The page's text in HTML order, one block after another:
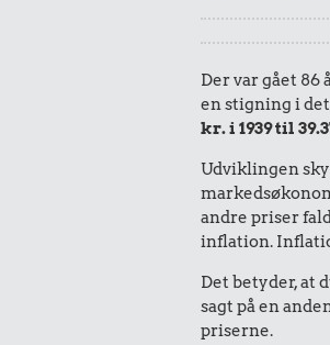
Der var gået 86
en stigning i
kr. i 1939 til
Udviklingen
andre priser
inflation.
Det betyder, at
sagt på en
priserne.